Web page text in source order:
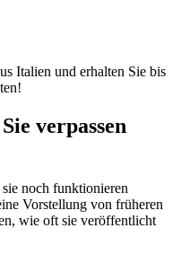
Italien und erhalten Sie bis
verpassen
noch funktionieren
Vorstellung von früheren
wie oft sie veröffentlicht